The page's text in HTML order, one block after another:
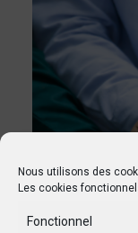
Nous utilisons des
Les cookies
Fonctionnel